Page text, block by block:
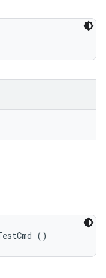
()